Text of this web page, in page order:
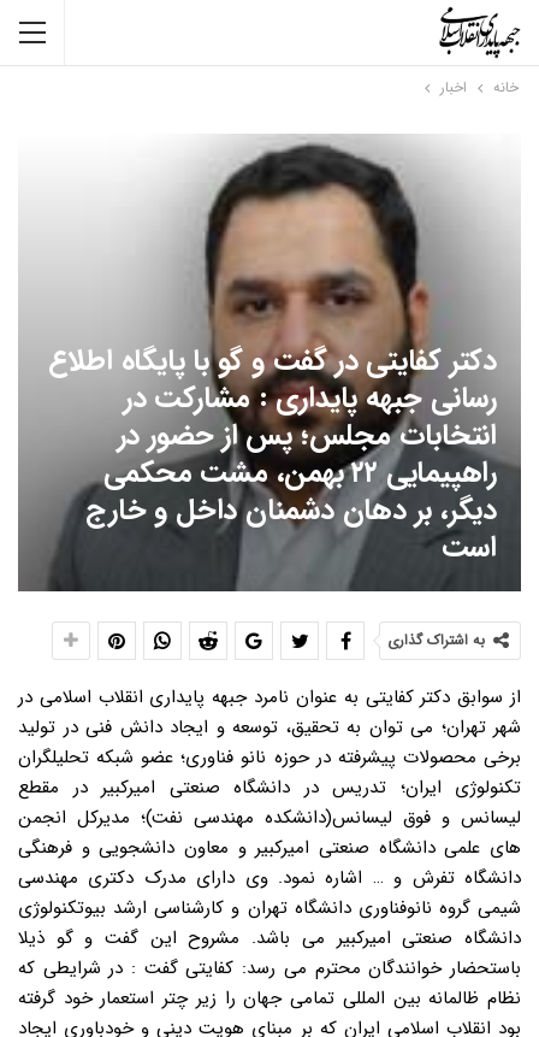
خانه اخبار
دکتر کفایتی در گفت و گو با پایگاه اطلاع
رسانی جبهه پایداری : مشارکت در
انتخابات مجلس؛ پس از حضور در
راهپیمایی ۲۲ بهمن، مشت محکمی
دیگر، بر دهان دشمنان داخل و خارج
است
به اشتراک گذاری
از سوابق دکتر کفایتی به عنوان نامرد جبهه پایداری انقلاب اسلامی در
شهر تهران؛ می توان به تحقیق، توسعه و ایجاد دانش فنی در تولید
برخی محصولات پیشرفته در حوزه نانو فناوری؛ عضو شبکه تحلیلگران
تکنولوژی ایران؛ تدریس در دانشگاه صنعتی امیرکبیر در مقطع
لیسانس و فوق لیسانس(دانشکده مهندسی نفت)؛ مدیرکل انجمن
های علمی دانشگاه صنعتی امیرکبیر و معاون دانشجویی و فرهنگی
دانشگاه تفرش و … اشاره نمود. وی دارای مدرک دکتری مهندسی
شیمی گروه نانوفناوری دانشگاه تهران و کارشناسی ارشد بیوتکنولوژی
دانشگاه صنعتی امیرکبیر می باشد. مشروح این گفت و گو ذیلا
باستحضار خوانندگان محترم می رسد: کفایتی گفت : در شرایطی که
نظام ظالمانه بین المللی تمامی جهان را زیر چتر استعمار خود گرفته
بود انقلاب اسلامی ایران که بر مبنای هویت دینی و خودباوری ایجاد